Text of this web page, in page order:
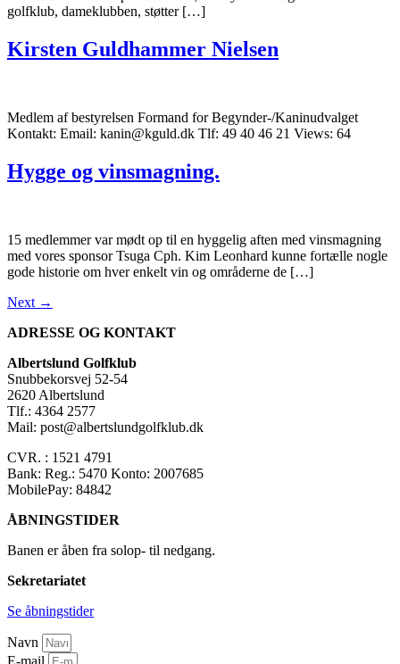
golfklub, dameklubben, støtter […]
Kirsten Guldhammer Nielsen
Medlem af bestyrelsen Formand for Begynder-/Kaninudvalget
Kontakt: Email: kanin@kguld.dk Tlf: 49 40 46 21 Views: 64
Hygge og vinsmagning.
15 medlemmer var mødt op til en hyggelig aften med vinsmagning
med vores sponsor Tsuga Cph. Kim Leonhard kunne fortælle nogle
gode historie om hver enkelt vin og områderne de […]
Next →
ADRESSE OG KONTAKT
Albertslund Golfklub
Snubbekorsvej 52-54
2620 Albertslund
Tlf.: 4364 2577
Mail: post@albertslundgolfklub.dk
CVR. : 1521 4791
Bank: Reg.: 5470 Konto: 2007685
MobilePay: 84842
ÅBNINGSTIDER
Banen er åben fra solop- til nedgang.
Sekretariatet
Se åbningstider
Navn
E-mail